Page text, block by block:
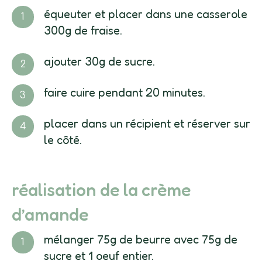
équeuter et placer dans une casserole
300g de fraise.
ajouter 30g de sucre.
faire cuire pendant 20 minutes.
placer dans un récipient et réserver sur
le côté.
réalisation de la crème
d’amande
mélanger 75g de beurre avec 75g de
sucre et 1 oeuf entier.